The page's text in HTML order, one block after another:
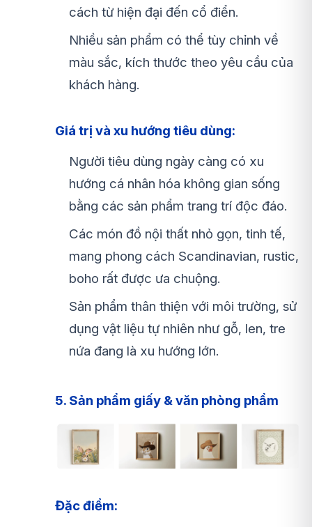
cách từ hiện đại đến cổ điển.
Nhiều sản phẩm có thể tùy chỉnh về
màu sắc, kích thước theo yêu cầu của
khách hàng.
Giá trị và xu hướng tiêu dùng:
Người tiêu dùng ngày càng có xu
hướng cá nhân hóa không gian sống
bằng các sản phẩm trang trí độc đáo.
Các món đồ nội thất nhỏ gọn, tinh tế,
mang phong cách Scandinavian, rustic,
boho rất được ưa chuộng.
Sản phẩm thân thiện với môi trường, sử
dụng vật liệu tự nhiên như gỗ, len, tre
nứa đang là xu hướng lớn.
5. Sản phẩm giấy & văn phòng phẩm
Đặc điểm: